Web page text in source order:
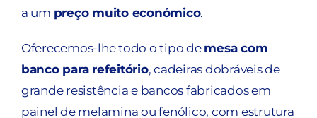
a um preço muito económico.
Oferecemos-lhe todo o tipo de mesa com
banco para refeitório, cadeiras dobráveis de
grande resistência e bancos fabricados em
painel de melamina ou fenólico, com estrutura